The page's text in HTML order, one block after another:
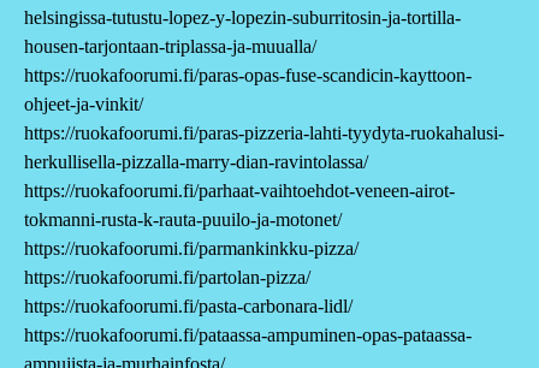
helsingissa-tutustu-lopez-y-lopezin-suburritosin-ja-tortilla-
housen-tarjontaan-triplassa-ja-muualla/
https://ruokafoorumi.fi/paras-opas-fuse-scandicin-kayttoon-
ohjeet-ja-vinkit/
https://ruokafoorumi.fi/paras-pizzeria-lahti-tyydyta-ruokahalusi-
herkullisella-pizzalla-marry-dian-ravintolassa/
https://ruokafoorumi.fi/parhaat-vaihtoehdot-veneen-airot-
tokmanni-rusta-k-rauta-puuilo-ja-motonet/
https://ruokafoorumi.fi/parmankinkku-pizza/
https://ruokafoorumi.fi/partolan-pizza/
https://ruokafoorumi.fi/pasta-carbonara-lidl/
https://ruokafoorumi.fi/pataassa-ampuminen-opas-pataassa-
ampujista-ja-murhainfosta/